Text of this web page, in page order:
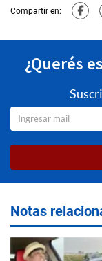
Compartir en:
¿Querés
Notas